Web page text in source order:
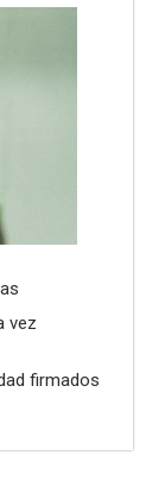
vez
firmados